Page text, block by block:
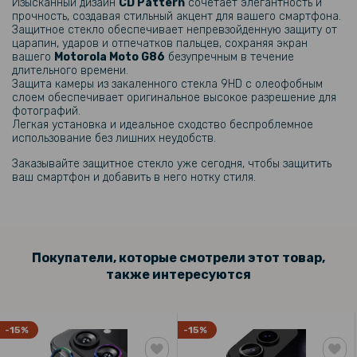
499 грн
Чехол - книжка Epik iFace Retro Leather для Motorola Moto G86
529 грн
Чехол - накладка Grade Ring Case для Motorola Moto G86
203 грн
237 грн
279 грн
159 грн
Изысканный дизайн CD Pattern сочетает элегантность и
прочность, создавая стильный акцент для вашего смартфона.
Защитное стекло обеспечивает непревзойденную защиту от
царапин, ударов и отпечатков пальцев, сохраняя экран
вашего Motorola Moto G86 безупречным в течение
длительного времени.
Защита камеры из закаленного стекла 9HD с олеофобным
слоем обеспечивает оригинальное высокое разрешение для
фотографий.
Легкая установка и идеальное сходство беспроблемное
использование без лишних неудобств.
Заказывайте защитное стекло уже сегодня, чтобы защитить
ваш смартфон и добавить в него нотку стиля.
Покупатели, которые смотрели этот товар,
также интересуются
-15% -15%